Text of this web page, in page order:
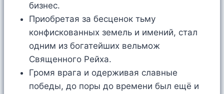
бизнес.
Приобретая за бесценок тьму
конфискованных земель и имений, стал
одним из богатейших вельмож
Священного Рейха.
Громя врага и одерживая славные
победы, до поры до времени был ещё и